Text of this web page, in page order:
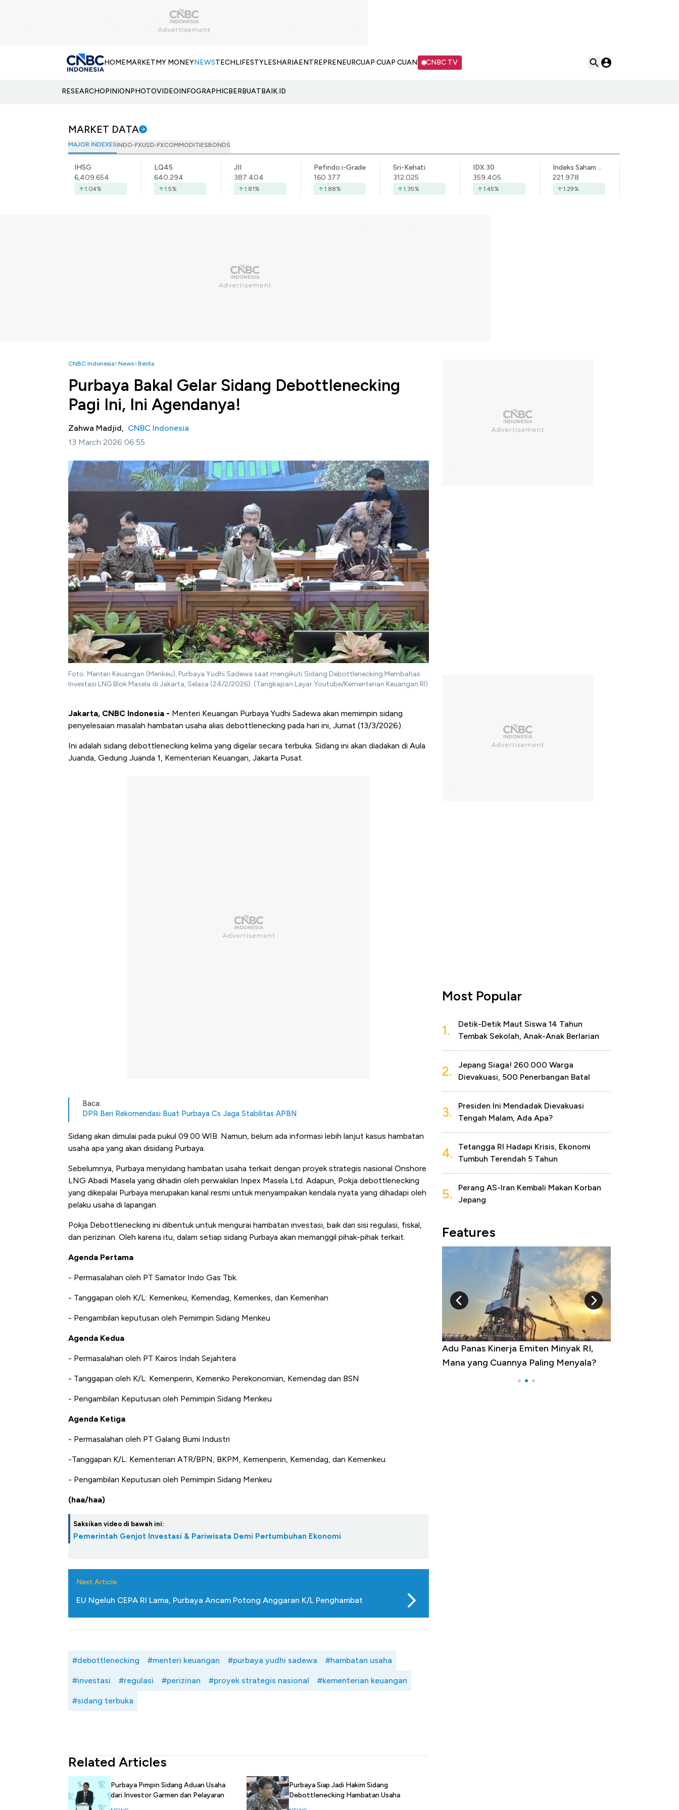
HOMEMARKETMY MONEYNEWSTECHLIFESTYLESHARIAENTREPRENEURCUAP CUAP CUAN CNBC TV
RESEARCHOPINIONPHOTOVIDEOINFOGRAPHICBERBUATBAIK.ID
MARKET DATA
MAJOR INDEXESINDO-FXUSD-FXCOMMODITIESBONDS
IHSG
6,409.654
1.04%
LQ45
640.294
1.5%
JII
387.404
1.81%
Pefindo i-Grade
160.377
1.88%
Sri-Kehati
312.025
1.35%
IDX 30
359.405
1.45%
Indeks Saham Syariah Indonesia
221.978
1.29%
CNBC Indonesia News Berita
Purbaya Bakal Gelar Sidang Debottlenecking
Pagi Ini, Ini Agendanya!
Zahwa Madjid, CNBC Indonesia
13 March 2026 06:55
Foto: Menteri Keuangan (Menkeu), Purbaya Yudhi Sadewa saat mengikuti Sidang Debottlenecking Membahas
Investasi LNG Blok Masela di Jakarta, Selasa (24/2/2026). (Tangkapan Layar Youtube/Kementerian Keuangan RI)
Jakarta, CNBC Indonesia - Menteri Keuangan Purbaya Yudhi Sadewa akan memimpin sidang
penyelesaian masalah hambatan usaha alias debottlenecking pada hari ini, Jumat (13/3/2026).
Ini adalah sidang debottlenecking kelima yang digelar secara terbuka. Sidang ini akan diadakan di Aula
Juanda, Gedung Juanda 1, Kementerian Keuangan, Jakarta Pusat.
Baca:
DPR Beri Rekomendasi Buat Purbaya Cs Jaga Stabilitas APBN
Sidang akan dimulai pada pukul 09.00 WIB. Namun, belum ada informasi lebih lanjut kasus hambatan
usaha apa yang akan disidang Purbaya.
Sebelumnya, Purbaya menyidang hambatan usaha terkait dengan proyek strategis nasional Onshore
LNG Abadi Masela yang dihadiri oleh perwakilan Inpex Masela Ltd. Adapun, Pokja debottlenecking
yang dikepalai Purbaya merupakan kanal resmi untuk menyampaikan kendala nyata yang dihadapi oleh
pelaku usaha di lapangan.
Pokja Debottlenecking ini dibentuk untuk mengurai hambatan investasi, baik dari sisi regulasi, fiskal,
dan perizinan. Oleh karena itu, dalam setiap sidang Purbaya akan memanggil pihak-pihak terkait.
Agenda Pertama
- Permasalahan oleh PT Samator Indo Gas Tbk.
- Tanggapan oleh K/L: Kemenkeu, Kemendag, Kemenkes, dan Kemenhan
- Pengambilan keputusan oleh Pemimpin Sidang Menkeu
Agenda Kedua
- Permasalahan oleh PT Kairos Indah Sejahtera
- Tanggapan oleh K/L: Kemenperin, Kemenko Perekonomian, Kemendag dan BSN
- Pengambilan Keputusan oleh Pemimpin Sidang Menkeu
Agenda Ketiga
- Permasalahan oleh PT Galang Bumi Industri
-Tanggapan K/L: Kementerian ATR/BPN, BKPM, Kemenperin, Kemendag, dan Kemenkeu
- Pengambilan Keputusan oleh Pemimpin Sidang Menkeu
(haa/haa)
Saksikan video di bawah ini:
Pemerintah Genjot Investasi & Pariwisata Demi Pertumbuhan Ekonomi
Next Article
EU Ngeluh CEPA RI Lama, Purbaya Ancam Potong Anggaran K/L Penghambat
#debottlenecking #menteri keuangan #purbaya yudhi sadewa #hambatan usaha
#investasi #regulasi #perizinan #proyek strategis nasional #kementerian keuangan
#sidang terbuka
Related Articles
Purbaya Pimpin Sidang Aduan Usaha
dari Investor Garmen dan Pelayaran
Purbaya Siap Jadi Hakim Sidang
Debottlenecking Hambatan Usaha
Most Popular
1.
Detik-Detik Maut Siswa 14 Tahun
Tembak Sekolah, Anak-Anak Berlarian
2.
Jepang Siaga! 260.000 Warga
Dievakuasi, 500 Penerbangan Batal
3.
Presiden Ini Mendadak Dievakuasi
Tengah Malam, Ada Apa?
4.
Tetangga RI Hadapi Krisis, Ekonomi
Tumbuh Terendah 5 Tahun
5.
Perang AS-Iran Kembali Makan Korban
Jepang
Features
Adu Panas Kinerja Emiten Minyak RI,
Mana yang Cuannya Paling Menyala?